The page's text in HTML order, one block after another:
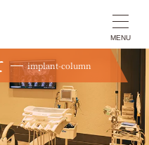
MENU
implant-column
知覚過敏の見極めと歯科的ケア